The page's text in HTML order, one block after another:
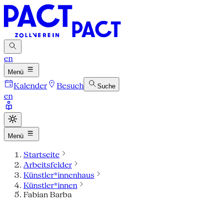
en
Menü
Kalender Besuch Suche
en
Menü
Startseite
Arbeitsfelder
Künstler*innenhaus
Künstler*innen
Fabian Barba